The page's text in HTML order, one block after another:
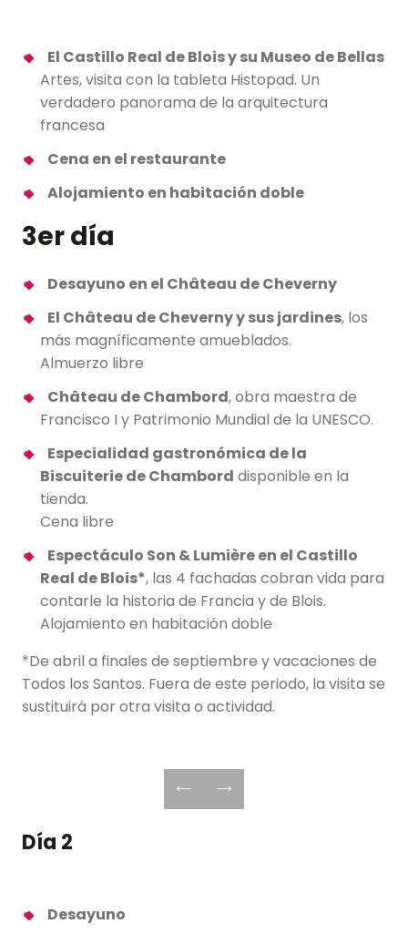
El Castillo Real de Blois y su Museo de Bellas
Artes, visita con la tableta Histopad. Un
verdadero panorama de la arquitectura
francesa
Cena en el restaurante
Alojamiento en habitación doble
3er día
Desayuno en el Château de Cheverny
El Château de Cheverny y sus jardines, los
más magníficamente amueblados.
Almuerzo libre
Château de Chambord, obra maestra de
Francisco I y Patrimonio Mundial de la UNESCO.
Especialidad gastronómica de la
Biscuiterie de Chambord disponible en la
tienda.
Cena libre
Espectáculo Son & Lumière en el Castillo
Real de Blois*, las 4 fachadas cobran vida para
contarle la historia de Francia y de Blois.
Alojamiento en habitación doble
*De abril a finales de septiembre y vacaciones de
Todos los Santos. Fuera de este periodo, la visita se
sustituirá por otra visita o actividad.
Día 2
Desayuno